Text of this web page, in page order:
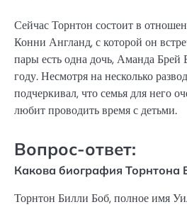
Сейчас Торнтон состоит в
Конни Англанд, с которой он
пары есть одна дочь, Аманда
году. Несмотря на несколько
подчеркивал, что семья для него
любит проводить время с детьми.
Вопрос-ответ:
Какова биография Торнтона
Торнтон Билли Боб, полное имя